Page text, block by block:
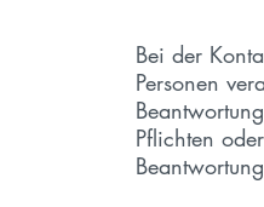
Bei der
Personen
Pflichten